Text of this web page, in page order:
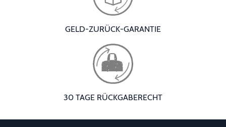
GELD-ZURÜCK-GARANTIE
30 TAGE RÜCKGABERECHT